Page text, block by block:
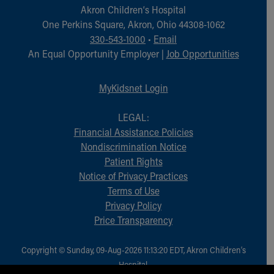
Akron Children‘s Hospital
One Perkins Square, Akron, Ohio 44308-1062
330-543-1000 • Email
An Equal Opportunity Employer | Job Opportunities
MyKidsnet Login
LEGAL:
Financial Assistance Policies
Nondiscrimination Notice
Patient Rights
Notice of Privacy Practices
Terms of Use
Privacy Policy
Price Transparency
Copyright © Sunday, 09-Aug-2026 11:13:20 EDT, Akron Children‘s
Hospital.